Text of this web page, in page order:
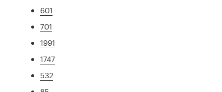
601
701
1991
1747
532